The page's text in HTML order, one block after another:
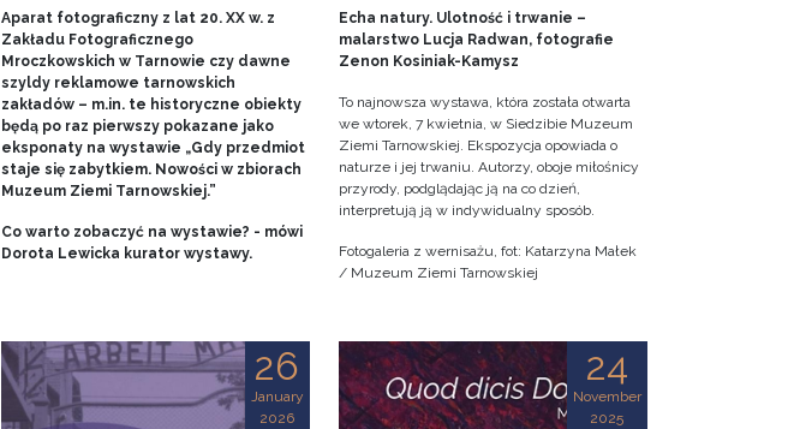
Aparat fotograficzny z lat 20. XX w. z
Zakładu Fotograficznego
Mroczkowskich w Tarnowie czy dawne
szyldy reklamowe tarnowskich
zakładów – m.in. te historyczne obiekty
będą po raz pierwszy pokazane jako
eksponaty na wystawie „Gdy przedmiot
staje się zabytkiem. Nowości w zbiorach
Muzeum Ziemi Tarnowskiej.”
Co warto zobaczyć na wystawie? - mówi
Dorota Lewicka kurator wystawy.
Echa natury. Ulotność i trwanie –
malarstwo Lucja Radwan, fotografie
Zenon Kosiniak-Kamysz
To najnowsza wystawa, która została otwarta
we wtorek, 7 kwietnia, w Siedzibie Muzeum
Ziemi Tarnowskiej. Ekspozycja opowiada o
naturze i jej trwaniu. Autorzy, oboje miłośnicy
przyrody, podglądając ją na co dzień,
interpretują ją w indywidualny sposób.
Fotogaleria z wernisażu, fot: Katarzyna Małek
/ Muzeum Ziemi Tarnowskiej
26
January
2026
24
November
2025